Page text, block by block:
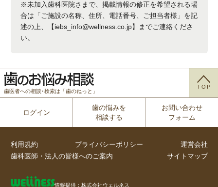
※未加入歯科医院さまで、掲載情報の修正を希望される場
合は「ご施設の名称、住所、電話番号、ご担当者様」を記
述の上、【iebs_info@wellness.co.jp】までご連絡くださ
い。
歯医者への相談･検索は「歯のねっと」
TOP
ログイン
歯の悩みを
相談する
お問い合わせ
フォーム
利用規約 プライバシーポリシー
運営会社
歯科医師・法人の皆様へのご案内
サイトマップ
情報提供：株式会社ウェルネス